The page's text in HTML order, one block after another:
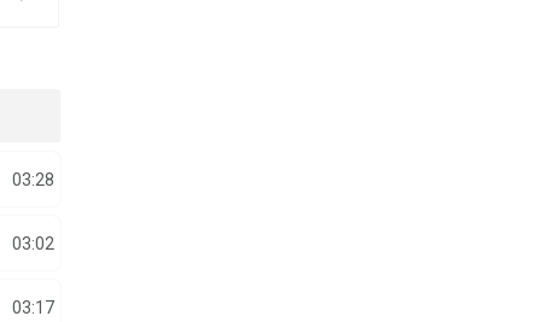
03:28
03:02
03:17